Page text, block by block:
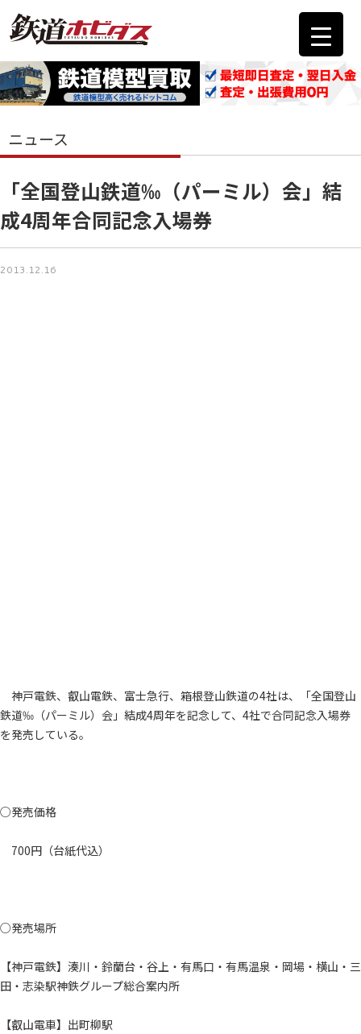
ニュース
「全国登山鉄道‰（パーミル）会」結
成4周年合同記念入場券
2013.12.16
神戸電鉄、叡山電鉄、富士急行、箱根登山鉄道の4社は、「全国登山
鉄道‰（パーミル）会」結成4周年を記念して、4社で合同記念入場券
を発売している。
○発売価格
700円（台紙代込）
○発売場所
【神戸電鉄】湊川・鈴蘭台・谷上・有馬口・有馬温泉・岡場・横山・三
田・志染駅神鉄グループ総合案内所
【叡山電車】出町柳駅